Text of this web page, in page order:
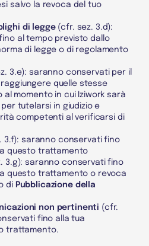
salvo la revoca del tuo
di legge(cfr. sez. 3.d):
al tempo previsto dallo
di legge o di regolamento
3.e): saranno conservati per il
quelle stesse
momento in cui Iziwork sarà
tutelarsi in giudizio e
competenti al verificarsi di
3.f): saranno conservati fino
questo trattamento
3.g): saranno conservati fino
questo trattamento o revoca
di Pubblicazione della
non pertinenti (cfr.
fino alla tua
trattamento.